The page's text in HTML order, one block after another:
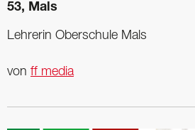
53, Mals
Lehrerin Oberschule Mals
von ff media